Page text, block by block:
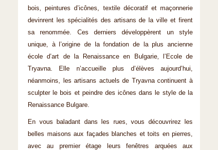
bois, peintures d’icônes, textile décoratif et maçonnerie
devinrent les spécialités des artisans de la ville et firent
sa renommée. Ces derniers développèrent un style
unique, à l’origine de la fondation de la plus ancienne
école d’art de la Renaissance en Bulgarie, l’Ecole de
Tryavna. Elle n’accueille plus d’élèves aujourd’hui,
néanmoins, les artisans actuels de Tryavna continuent à
sculpter le bois et peindre des icônes dans le style de la
Renaissance Bulgare.
En vous baladant dans les rues, vous découvrirez les
belles maisons aux façades blanches et toits en pierres,
avec au premier étage leurs fenêtres arquées aux